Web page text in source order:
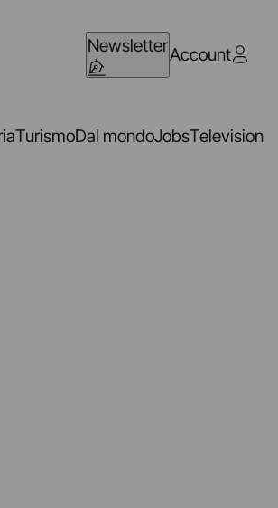
NewsletterAccount
TurismoDal mondoJobsTelevision